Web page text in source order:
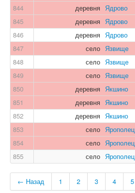
844
деревня Ядрово
845
деревня Ядрово
846
деревня Ядрово
847
село Язвище
848
село Язвище
849
село Язвище
850
деревня Якшино
851
деревня Якшино
852
деревня Якшино
853
село Ярополец
854
село Ярополец
855
село Ярополец
← Назад 1 2 3 4 5